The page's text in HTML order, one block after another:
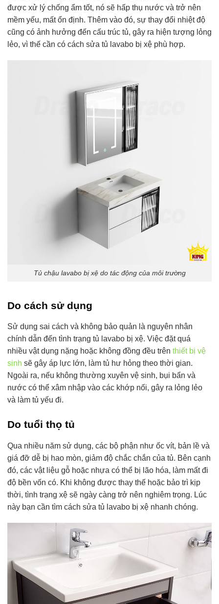
được xử lý chống ẩm tốt, nó sẽ hấp thụ nước và trở nên
mềm yếu, mất ổn định. Thêm vào đó, sự thay đổi nhiệt độ
cũng có ảnh hưởng đến cấu trúc tủ, gây ra hiện tượng lỏng
lẻo, vì thế cần có cách sửa tủ lavabo bị xệ phù hợp.
Tủ chậu lavabo bị xệ do tác động của môi trường
Do cách sử dụng
Sử dụng sai cách và không bảo quản là nguyên nhân
chính dẫn đến tình trạng tủ lavabo bị xệ. Việc đặt quá
nhiều vật dụng nặng hoặc không đồng đều trên thiết bị vệ
sinh sẽ gây áp lực lớn, làm tủ hư hỏng theo thời gian.
Ngoài ra, nếu không thường xuyên vệ sinh, bụi bẩn và
nước có thể xâm nhập vào các khớp nối, gây ra lỏng lẻo
và làm tủ yếu đi.
Do tuổi thọ tủ
Qua nhiều năm sử dụng, các bộ phận như ốc vít, bản lề và
giá đỡ dễ bị hao mòn, giảm độ chắc chắn của tủ. Bên cạnh
đó, các vật liệu gỗ hoặc nhựa có thể bị lão hóa, làm mất đi
độ bền vốn có. Khi không được thay thế hoặc bảo trì kịp
thời, tình trạng xệ sẽ ngày càng trở nên nghiêm trọng. Lúc
này bạn cần tìm cách sửa tủ lavabo bị xệ nhanh chóng.